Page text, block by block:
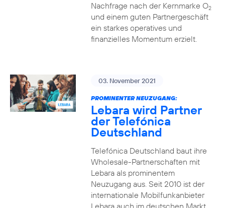
Nachfrage nach der Kernmarke O2
und einem guten Partnergeschäft
ein starkes operatives und
finanzielles Momentum erzielt.
03. November 2021
PROMINENTER NEUZUGANG:
Lebara wird Partner
der Telefónica
Deutschland
Telefónica Deutschland baut ihre
Wholesale-Partnerschaften mit
Lebara als prominentem
Neuzugang aus. Seit 2010 ist der
internationale Mobilfunkanbieter
Lebara auch im deutschen Markt